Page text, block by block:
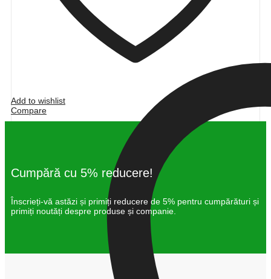
Add to wishlist
Compare
Cumpără cu 5% reducere!
Înscrieți-vă astăzi și primiți reducere de 5% pentru cumpărături și
primiți noutăți despre produse și companie.